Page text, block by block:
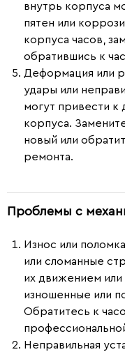
внутрь корпуса
пятен или
корпуса часов,
обратившись к
Деформация или
удары или
могут привести
корпуса.
новый или
ремонта.
Проблемы с
Износ или
или сломанные
их движением или
изношенные или
Обратитесь к
Неправильная